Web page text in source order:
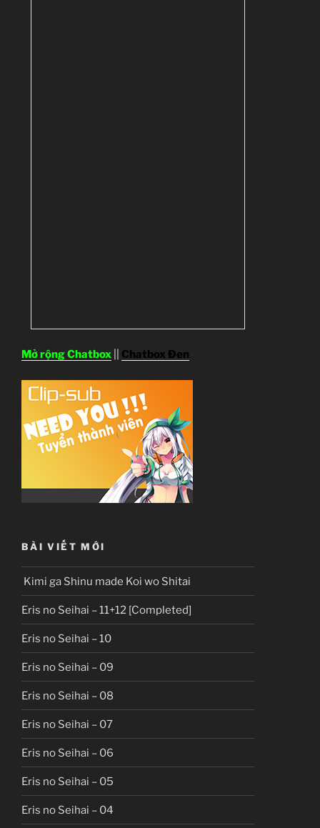
Mở rộng Chatbox Chatbox Đen
BÀI VIẾT MỚI
Kimi ga Shinu made Koi wo Shitai
Eris no Seihai – 11+12 [Completed]
Eris no Seihai – 10
Eris no Seihai – 09
Eris no Seihai – 08
Eris no Seihai – 07
Eris no Seihai – 06
Eris no Seihai – 05
Eris no Seihai – 04